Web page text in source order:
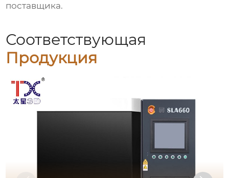
поставщика.
Соответствующая
Продукция